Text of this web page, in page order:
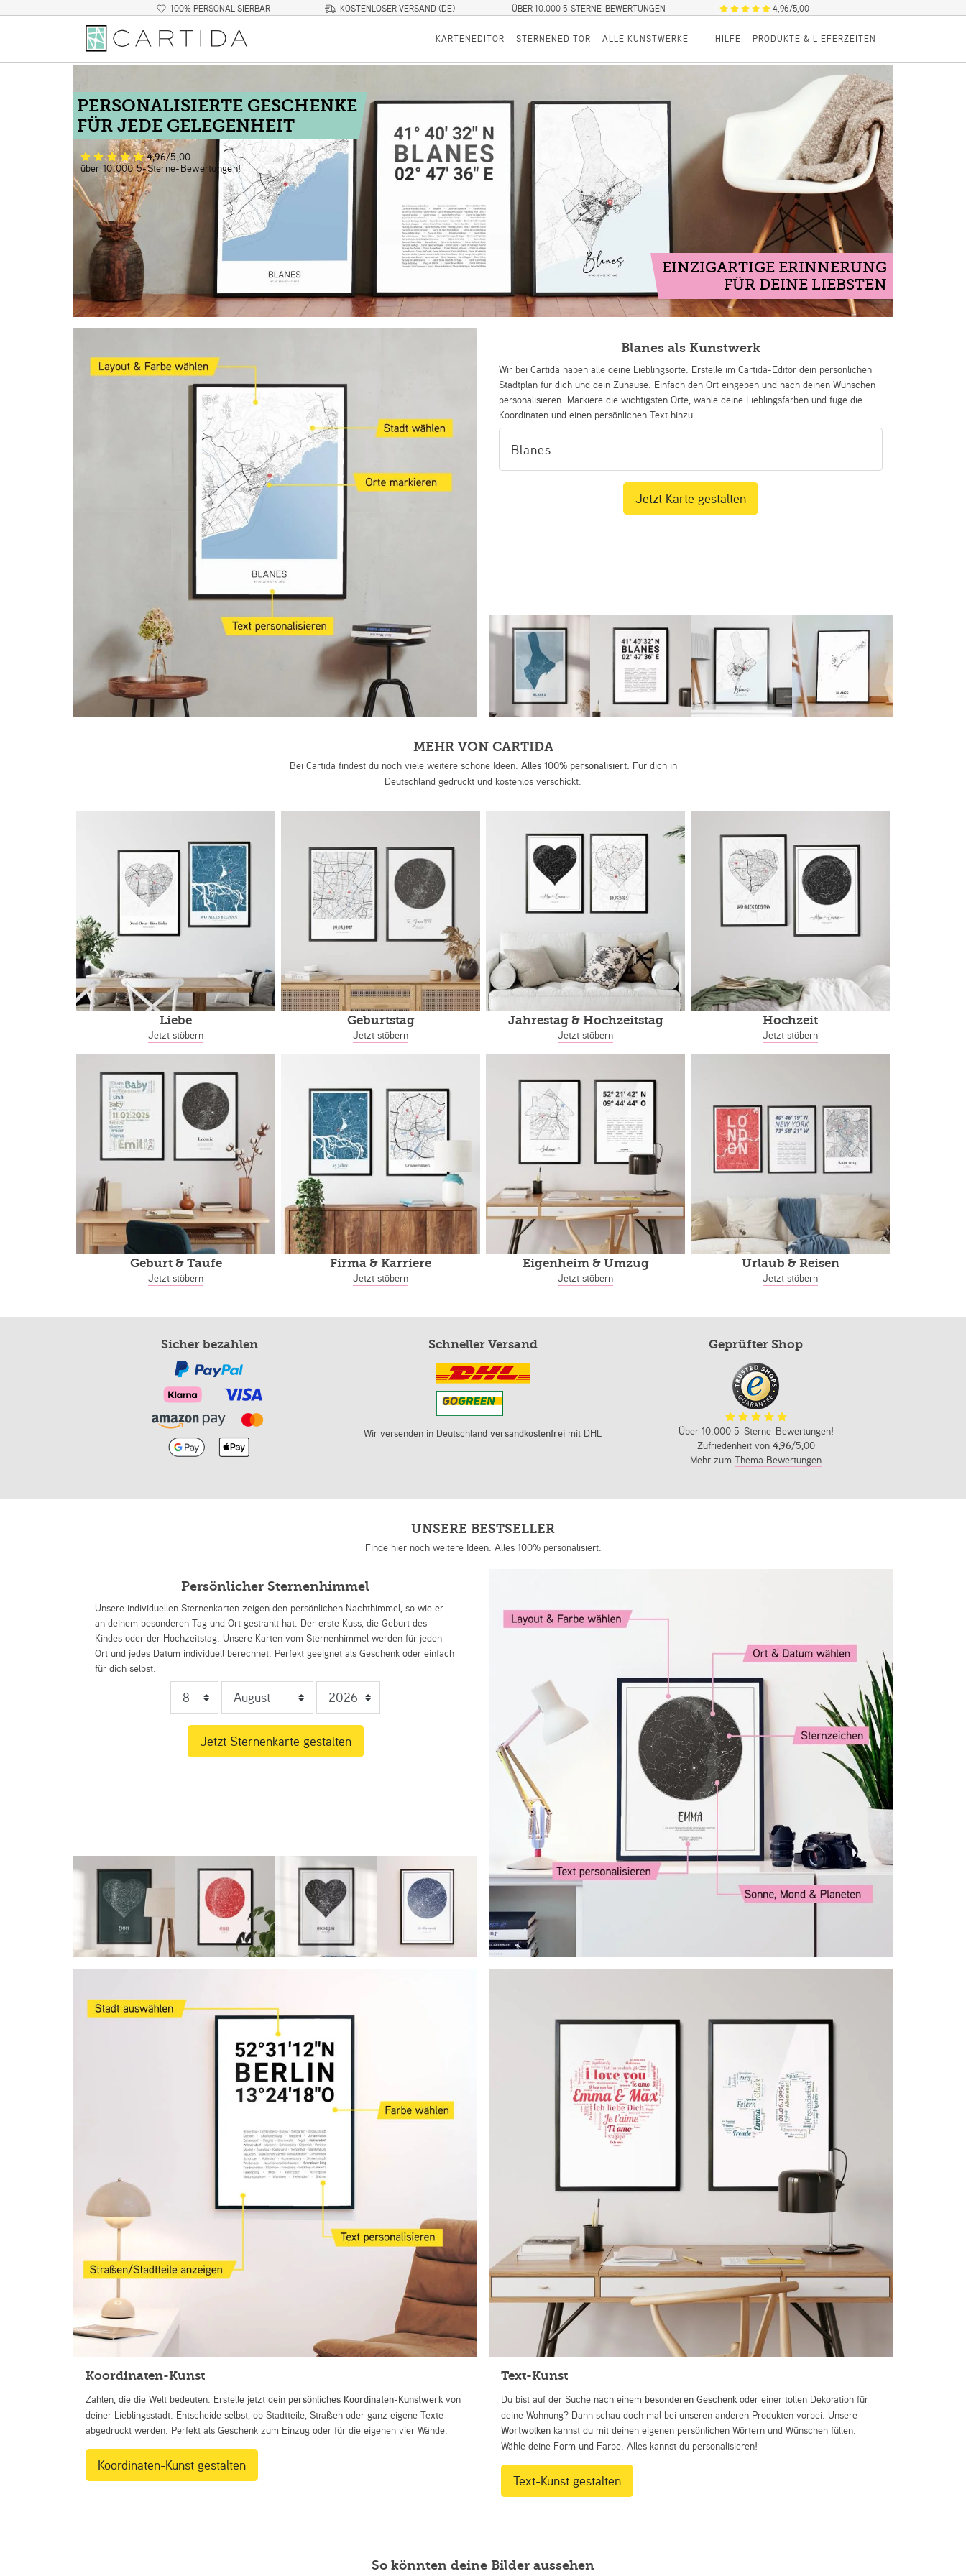
100% PERSONALISIERBAR KOSTENLOSER VERSAND (DE) ÜBER 10.000 5-STERNE-BEWERTUNGEN 4,96/5,00
KARTENEDITOR STERNENEDITOR ALLE KUNSTWERKE HILFE PRODUKTE & LIEFERZEITEN
PERSONALISIERTE GESCHENKE
FÜR JEDE GELEGENHEIT
4,96/5,00
über 10.000 5-Sterne-Bewertungen!
EINZIGARTIGE ERINNERUNG
FÜR DEINE LIEBSTEN
Blanes als Kunstwerk
Wir bei Cartida haben alle deine Lieblingsorte. Erstelle im Cartida-Editor dein persönlichen
Stadtplan für dich und dein Zuhause. Einfach den Ort eingeben und nach deinen Wünschen
personalisieren: Markiere die wichtigsten Orte, wähle deine Lieblingsfarben und füge die
Koordinaten und einen persönlichen Text hinzu.
Jetzt Karte gestalten
MEHR VON CARTIDA
Bei Cartida findest du noch viele weitere schöne Ideen. Alles 100% personalisiert. Für dich in
Deutschland gedruckt und kostenlos verschickt.
Liebe
Jetzt stöbern
Geburtstag
Jetzt stöbern
Jahrestag& Hochzeitstag
Jetzt stöbern
Hochzeit
Jetzt stöbern
Geburt & Taufe
Jetzt stöbern
Firma & Karriere
Jetzt stöbern
Eigenheim& Umzug
Jetzt stöbern
Urlaub & Reisen
Jetzt stöbern
Sicher bezahlen Schneller Versand
Wir versenden in Deutschlandversandkostenfrei mit DHL
Geprüfter Shop
Über 10.000 5-Sterne-Bewertungen!
Zufriedenheit von 4,96/5,00
Mehr zumThema Bewertungen
UNSERE BESTSELLER
Finde hier noch weitere Ideen. Alles 100% personalisiert.
Persönlicher Sternenhimmel
Unsere individuellen Sternenkarten zeigen den persönlichen Nachthimmel, so wie er
an deinem besonderen Tag und Ort gestrahlt hat. Der erste Kuss, die Geburt des
Kindes oder der Hochzeitstag. Unsere Karten vom Sternenhimmel werden für jeden
Ort und jedes Datum individuell berechnet. Perfekt geeignet als Geschenk oder einfach
für dich selbst.
Koordinaten-Kunst
Zahlen, die die Welt bedeuten. Erstelle jetzt dein persönliches Koordinaten-Kunstwerk von
deiner Lieblingsstadt. Entscheide selbst, ob Stadtteile, Straßen oder ganz eigene Texte
abgedruckt werden. Perfekt als Geschenk zum Einzug oder für die eigenen vier Wände.
Koordinaten-Kunst gestalten
Text-Kunst
Du bist auf der Suche nach einem besonderen Geschenk oder einer tollen Dekoration für
deine Wohnung? Dann schau doch mal bei unseren anderen Produkten vorbei. Unsere
Wortwolken kannst du mit deinen eigenen persönlichen Wörtern und Wünschen füllen.
Wähle deine Form und Farbe. Alles kannst du personalisieren!
Text-Kunst gestalten
So könnten deine Bilder aussehen